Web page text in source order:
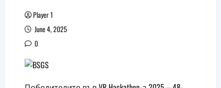
Player 1
June 4, 2025
0